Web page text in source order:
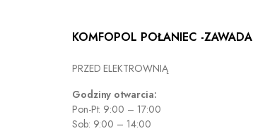
KOMFOPOL POŁANIEC -ZAWADA
PRZED ELEKTROWNIĄ
Godziny otwarcia:
Pon-Pt: 9:00 – 17:00
Sob: 9:00 – 14:00